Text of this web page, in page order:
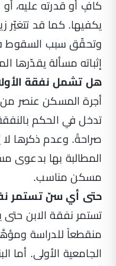
كافٍ أو قدرته عليه، أو
يكفيها. كما قد تتغيّر
وتحقّق سبب السقوط
إثباته مسألة
هل تشمل نفقة
أجرة المسكن عنصر من
تدخل في الحكم
صراحةً. وعدم ذكرها
المطالبة بها بدعوى
مسكن مناسب.
حتى أي سنّ تستمر
تستمر نفقة الابن
منقطعاً للدراسة
الجامعية الأولى. أما